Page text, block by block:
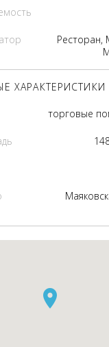
Ресторан,
ХАРАКТЕРИСТИКИ
торговые